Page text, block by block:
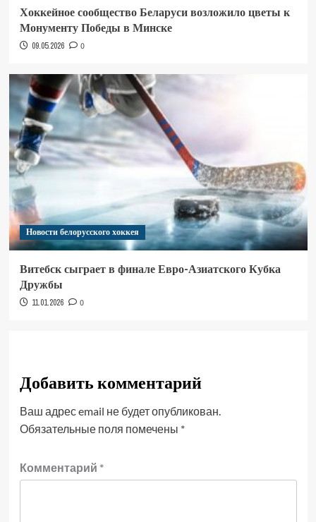
Хоккейное сообщество Беларуси возложило цветы к
Монументу Победы в Минске
09.05.2026 0
Новости белорусского хоккея
Витебск сыграет в финале Евро-Азиатского Кубка
Дружбы
11.01.2026 0
Добавить комментарий
Ваш адрес email не будет опубликован.
Обязательные поля помечены *
Комментарий *